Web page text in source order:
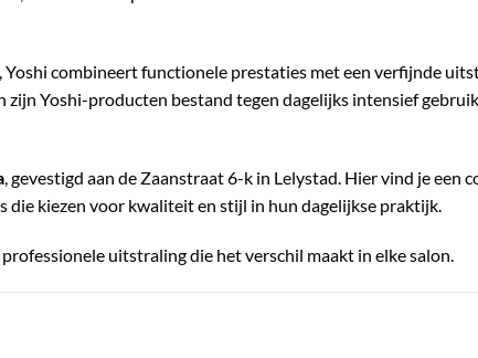
combineert functionele prestaties met een verfijnde
Yoshi-producten bestand tegen dagelijks intensief
, gevestigd aan de Zaanstraat 6-k in Lelystad. Hier vind je een
kiezen voor kwaliteit en stijl in hun dagelijkse praktijk.
uitstraling die het verschil maakt in elke salon.